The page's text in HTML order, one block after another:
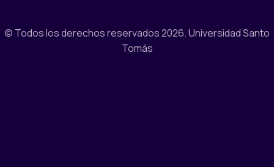
© Todos los derechos reservados 2026.Universidad Santo
Tomás